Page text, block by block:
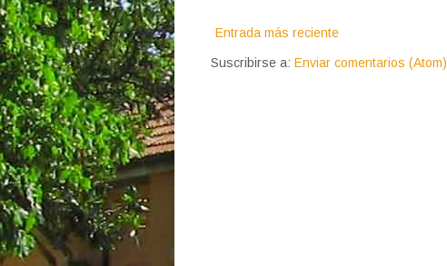
Entrada más reciente
Suscribirse a: Enviar comentarios (Atom)